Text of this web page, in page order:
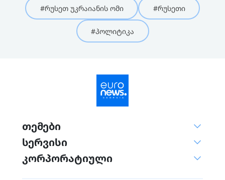
#რუსეთ უკრაიანის ომი #რუსეთი
#პოლიტიკა
თემები
სერვისი
კორპორატიული